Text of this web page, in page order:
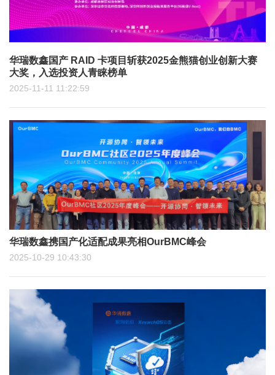
华瑞数鑫国产 RAID 卡项目斩获2025金熊猫创业创新大赛
大奖，入选投资人青睐榜单
2025-11-11 11:22:59
华瑞数鑫携国产化适配成果亮相OurBMC峰会
2025-10-29 10:43:30